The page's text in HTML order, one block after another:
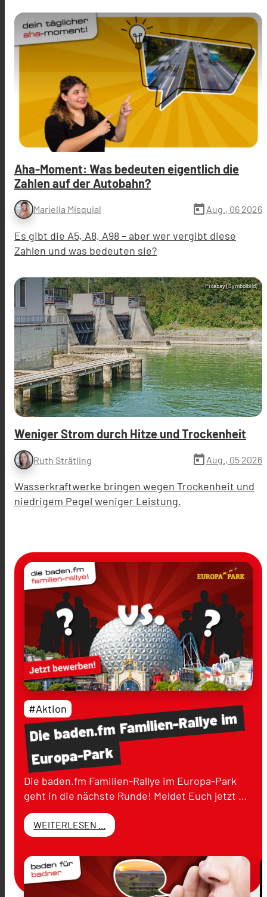
Aha-Moment: Was bedeuten eigentlich die
Zahlen auf der Autobahn?
Mariella Misquial today Aug., 06 2026
Es gibt die A5, A8, A98 – aber wer vergibt diese
Zahlen und was bedeuten sie?
Pixabay (Symbolbild)
Weniger Strom durch Hitze und Trockenheit
Ruth Strätling today Aug., 05 2026
Wasserkraftwerke bringen wegen Trockenheit und
niedrigem Pegel weniger Leistung.
Diebaden.fmFamilien-Rallyeim
Europa-Park
#Aktion
Die baden.fm Familien-Rallye im Europa-Park
geht in die nächste Runde! Meldet Euch jetzt …
WEITERLESEN ...